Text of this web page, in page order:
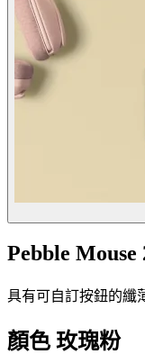
Pebble Mouse
具有可自訂按鈕的纖
顏色 玫瑰粉